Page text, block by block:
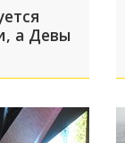
а Девы